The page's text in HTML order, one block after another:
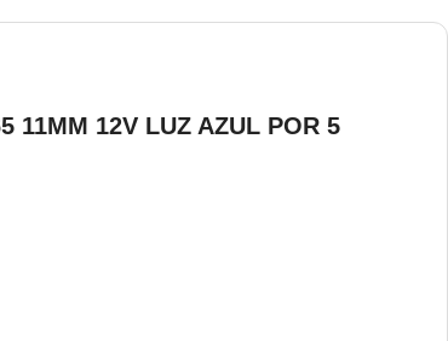
11MM 12V LUZ AZUL POR 5